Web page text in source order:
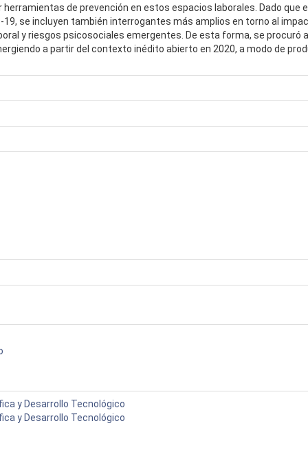
de prevención en estos espacios laborales. Dado que
19, se incluyen también interrogantes más amplios en torno al
y riesgos psicosociales emergentes. De esta forma, se procuró
a partir del contexto inédito abierto en 2020, a modo de
y Desarrollo Tecnológico
y Desarrollo Tecnológico